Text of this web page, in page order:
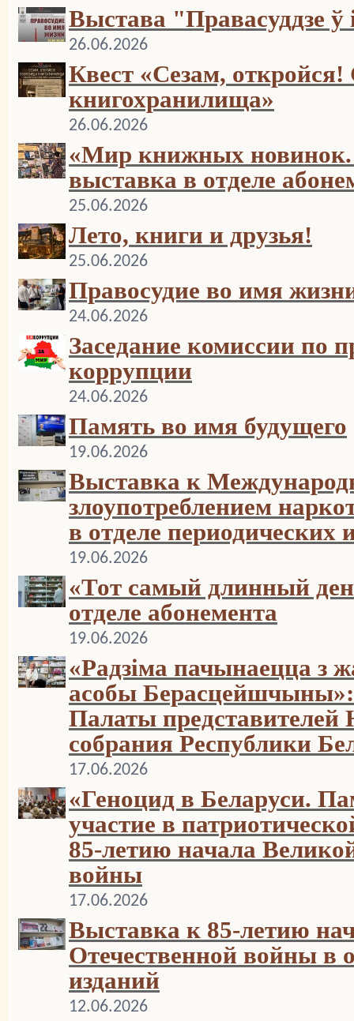
Выстава "Правасуддзе
26.06.2026
Квест «Сезам,
книгохранилища»
26.06.2026
«Мир книжных новинок.
выставка в отделе
25.06.2026
Лето, книги и друзья!
25.06.2026
Правосудие во имя
24.06.2026
Заседание комиссии по
коррупции
24.06.2026
Память во имя будущего
19.06.2026
Выставка к
злоупотреблением
в отделе периодических
19.06.2026
«Тот самый длинный
отделе абонемента
19.06.2026
«Радзіма пачынаецца з
асобы Берасцейшчыны»:
Палаты представителей
собрания Республики
17.06.2026
«Геноцид в Беларуси.
участие в
85-летию начала
войны
17.06.2026
Выставка к 85-летию
Отечественной войны в
изданий
12.06.2026